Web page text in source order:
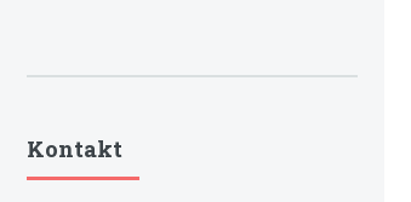
Kontakt